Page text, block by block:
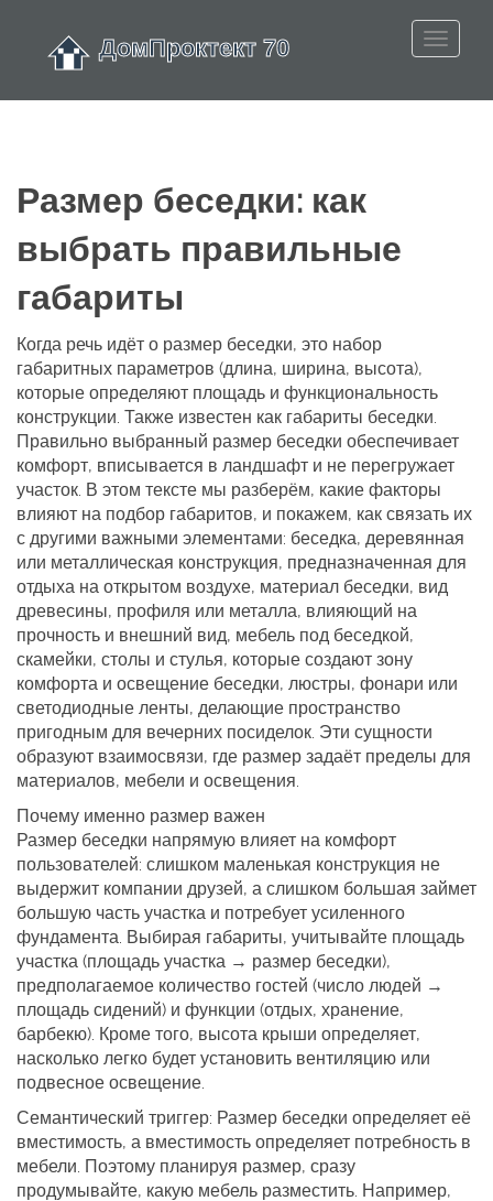
Размер беседки: как
выбрать правильные
габариты
Когда речь идёт о размер беседки, это набор
габаритных параметров (длина, ширина, высота),
которые определяют площадь и функциональность
конструкции. Также известен как габариты беседки.
Правильно выбранный размер беседки обеспечивает
комфорт, вписывается в ландшафт и не перегружает
участок. В этом тексте мы разберём, какие факторы
влияют на подбор габаритов, и покажем, как связать их
с другими важными элементами: беседка, деревянная
или металлическая конструкция, предназначенная для
отдыха на открытом воздухе, материал беседки, вид
древесины, профиля или металла, влияющий на
прочность и внешний вид, мебель под беседкой,
скамейки, столы и стулья, которые создают зону
комфорта и освещение беседки, люстры, фонари или
светодиодные ленты, делающие пространство
пригодным для вечерних посиделок. Эти сущности
образуют взаимосвязи, где размер задаёт пределы для
материалов, мебели и освещения.
Почему именно размер важен
Размер беседки напрямую влияет на комфорт
пользователей: слишком маленькая конструкция не
выдержит компании друзей, а слишком большая займет
большую часть участка и потребует усиленного
фундамента. Выбирая габариты, учитывайте площадь
участка (площадь участка → размер беседки),
предполагаемое количество гостей (число людей →
площадь сидений) и функции (отдых, хранение,
барбекю). Кроме того, высота крыши определяет,
насколько легко будет установить вентиляцию или
подвесное освещение.
Семантический триггер: Размер беседки определяет её
вместимость, а вместимость определяет потребность в
мебели. Поэтому планируя размер, сразу
продумывайте, какую мебель разместить. Например,